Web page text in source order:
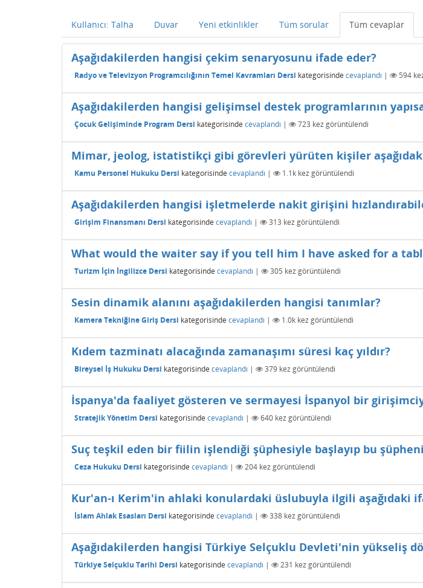
Kullanıcı: Talha Duvar Yeni etkinlikler Tüm sorular Tüm cevaplar
Aşağıdakilerden hangisi çekim senaryosunu ifade eder?
Radyo ve Televizyon Programcılığının Temel Kavramları Dersi kategorisinde cevaplandı | 594
Aşağıdakilerden hangisi gelişimsel destek programlarının
Çocuk Gelişiminde Program Dersi kategorisinde cevaplandı | 723 kez görüntülendi
Mimar, jeolog, istatistikçi gibi görevleri yürüten kişiler
Kamu Personel Hukuku Dersi kategorisinde cevaplandı | 1.1k kez görüntülendi
Aşağıdakilerden hangisi işletmelerde nakit girişini
Girişim Finansmanı Dersi kategorisinde cevaplandı | 313 kez görüntülendi
What would the waiter say if you tell him I have asked for a
Turizm İçin İngilizce Dersi kategorisinde cevaplandı | 305 kez görüntülendi
Sesin dinamik alanını aşağıdakilerden hangisi tanımlar?
Kamera Tekniğine Giriş Dersi kategorisinde cevaplandı | 1.0k kez görüntülendi
Kıdem tazminatı alacağında zamanaşımı süresi kaç yıldır?
Bireysel İş Hukuku Dersi kategorisinde cevaplandı | 379 kez görüntülendi
İspanya'da faaliyet gösteren ve sermayesi İspanyol bir
Stratejik Yönetim Dersi kategorisinde cevaplandı | 640 kez görüntülendi
Suç teşkil eden bir fiilin işlendiği şüphesiyle başlayıp bu
Ceza Hukuku Dersi kategorisinde cevaplandı | 204 kez görüntülendi
Kur'an-ı Kerim'in ahlaki konulardaki üslubuyla ilgili aşağıdaki
İslam Ahlak Esasları Dersi kategorisinde cevaplandı | 338 kez görüntülendi
Aşağıdakilerden hangisi Türkiye Selçuklu Devleti'nin yükseliş
Türkiye Selçuklu Tarihi Dersi kategorisinde cevaplandı | 231 kez görüntülendi